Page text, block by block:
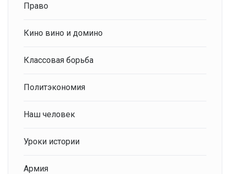
Право
Кино вино и домино
Классовая борьба
Политэкономия
Наш человек
Уроки истории
Армия